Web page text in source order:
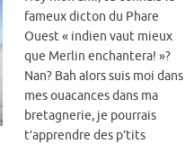
fameux dicton du Phare
Ouest « indien vaut mieux
que Merlin enchantera! »?
Nan? Bah alors suis moi dans
mes ouacances dans ma
bretagnerie, je pourrais
t’apprendre des p’tits